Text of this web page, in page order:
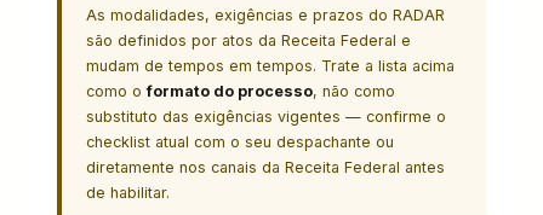
As modalidades, exigências e prazos do RADAR
são definidos por atos da Receita Federal e
mudam de tempos em tempos. Trate a lista acima
como oformato do processo, não como
substituto das exigências vigentes — confirme o
checklist atual com o seu despachante ou
diretamente nos canais da Receita Federal antes
de habilitar.